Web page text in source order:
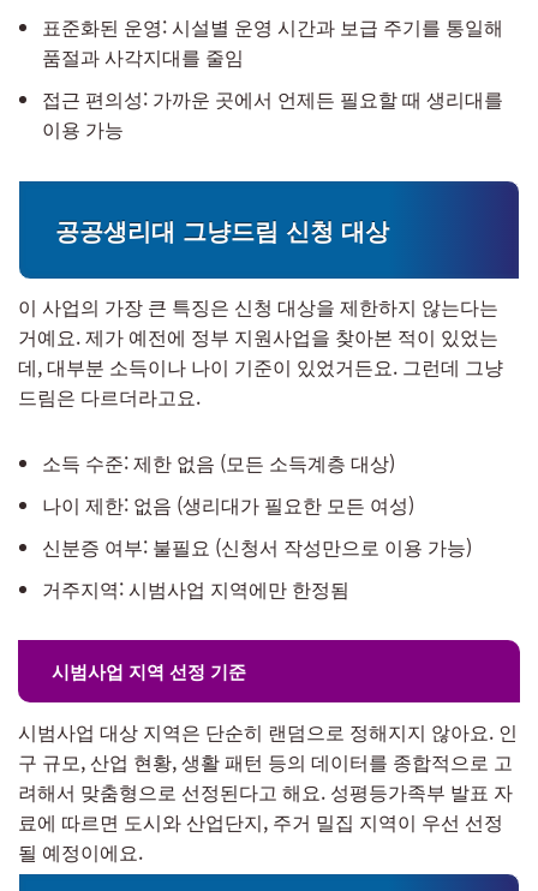
표준화된 운영: 시설별 운영 시간과 보급 주기를 통일해
품절과 사각지대를 줄임
접근 편의성: 가까운 곳에서 언제든 필요할 때 생리대를
이용 가능
공공생리대 그냥드림 신청 대상
이 사업의 가장 큰 특징은 신청 대상을 제한하지 않는다는
거예요. 제가 예전에 정부 지원사업을 찾아본 적이 있었는
데, 대부분 소득이나 나이 기준이 있었거든요. 그런데 그냥
드림은 다르더라고요.
소득 수준: 제한 없음 (모든 소득계층 대상)
나이 제한: 없음 (생리대가 필요한 모든 여성)
신분증 여부: 불필요 (신청서 작성만으로 이용 가능)
거주지역: 시범사업 지역에만 한정됨
시범사업 지역 선정 기준
시범사업 대상 지역은 단순히 랜덤으로 정해지지 않아요. 인
구 규모, 산업 현황, 생활 패턴 등의 데이터를 종합적으로 고
려해서 맞춤형으로 선정된다고 해요. 성평등가족부 발표 자
료에 따르면 도시와 산업단지, 주거 밀집 지역이 우선 선정
될 예정이에요.